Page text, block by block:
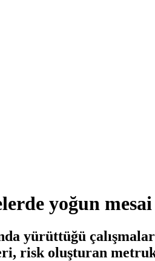
yoğun mesai
yürüttüğü
oluşturan metruk